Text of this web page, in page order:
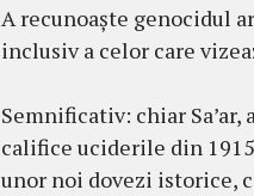
A recunoaște genocidul
inclusiv a celor care
Semnificativ: chiar
califice uciderile din
unor noi dovezi istorice,